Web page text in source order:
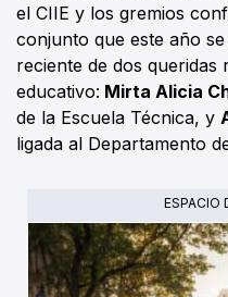
el CIIE y los gremios
conjunto que este año
reciente de dos queridas
educativo: Mirta Alicia
de la Escuela Técnica, y
ligada al Departamento
ESPACIO